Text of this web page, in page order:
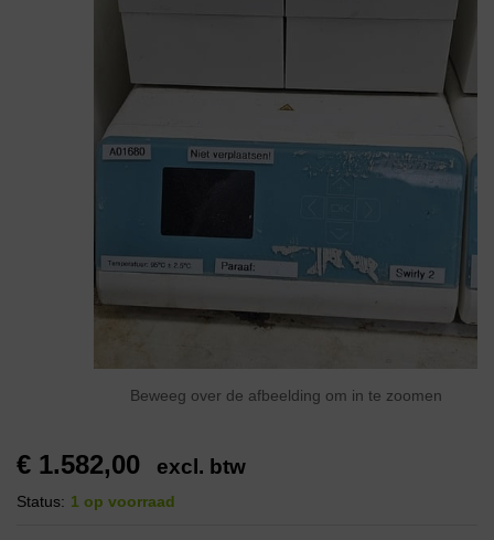
Beweeg over de afbeelding om in te zoomen
€ 1.582,00 excl. btw
Status: 1 op voorraad